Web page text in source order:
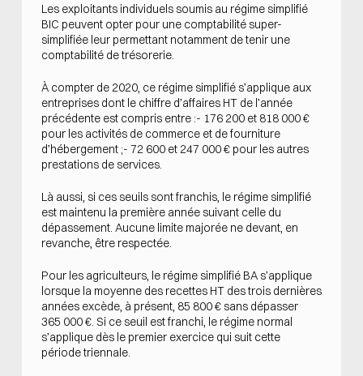
Les exploitants individuels soumis au régime simplifié
BIC peuvent opter pour une comptabilité super-
simplifiée leur permettant notamment de tenir une
comptabilité de trésorerie.
À compter de 2020, ce régime simplifié s’applique aux
entreprises dont le chiffre d’affaires HT de l’année
précédente est compris entre :- 176 200 et 818 000 €
pour les activités de commerce et de fourniture
d’hébergement ;- 72 600 et 247 000 € pour les autres
prestations de services.
Là aussi, si ces seuils sont franchis, le régime simplifié
est maintenu la première année suivant celle du
dépassement. Aucune limite majorée ne devant, en
revanche, être respectée.
Pour les agriculteurs, le régime simplifié BA s’applique
lorsque la moyenne des recettes HT des trois dernières
années excède, à présent, 85 800 € sans dépasser
365 000 €. Si ce seuil est franchi, le régime normal
s’applique dès le premier exercice qui suit cette
période triennale.